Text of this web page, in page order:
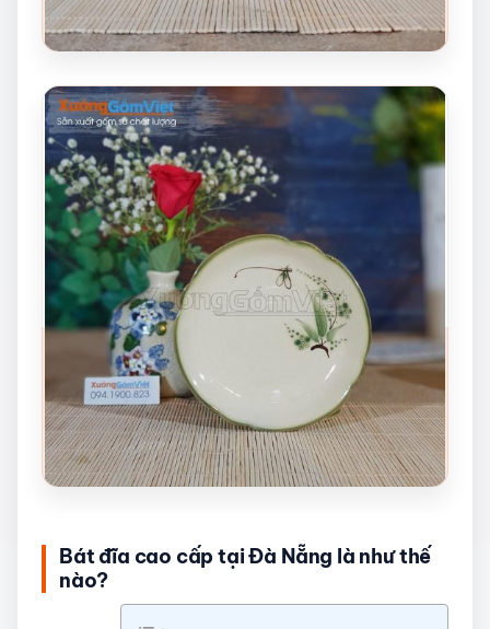
Bát đĩa cao cấp tại Đà Nẵng là như thế
nào?